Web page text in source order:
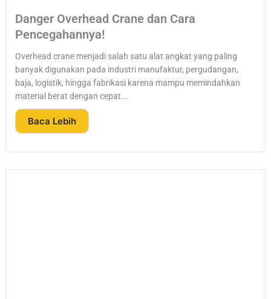
Danger Overhead Crane dan Cara
Pencegahannya!
Overhead crane menjadi salah satu alat angkat yang paling
banyak digunakan pada industri manufaktur, pergudangan,
baja, logistik, hingga fabrikasi karena mampu memindahkan
material berat dengan cepat...
Baca Lebih